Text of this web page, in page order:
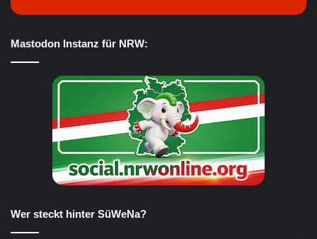
Mastodon Instanz für NRW:
Wer steckt hinter SüWeNa?